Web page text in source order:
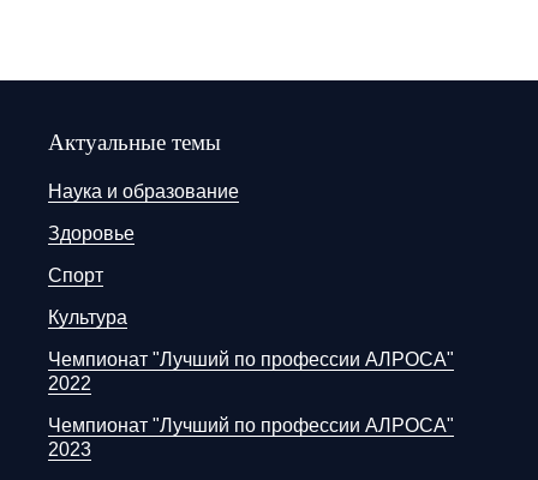
Актуальные темы
Наука и образование
Здоровье
Спорт
Культура
Чемпионат "Лучший по профессии АЛРОСА"
2022
Чемпионат "Лучший по профессии АЛРОСА"
2023